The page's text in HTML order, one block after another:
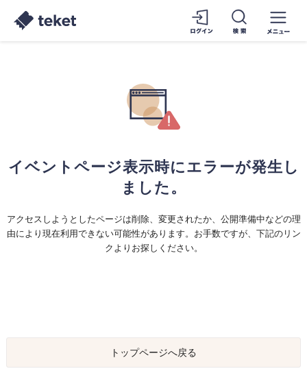
イベントページ表示時にエラーが発生し
ました。
アクセスしようとしたページは削除、変更されたか、公開準備中などの理
由により現在利用できない可能性があります。お手数ですが、下記のリン
クよりお探しください。
トップページへ戻る